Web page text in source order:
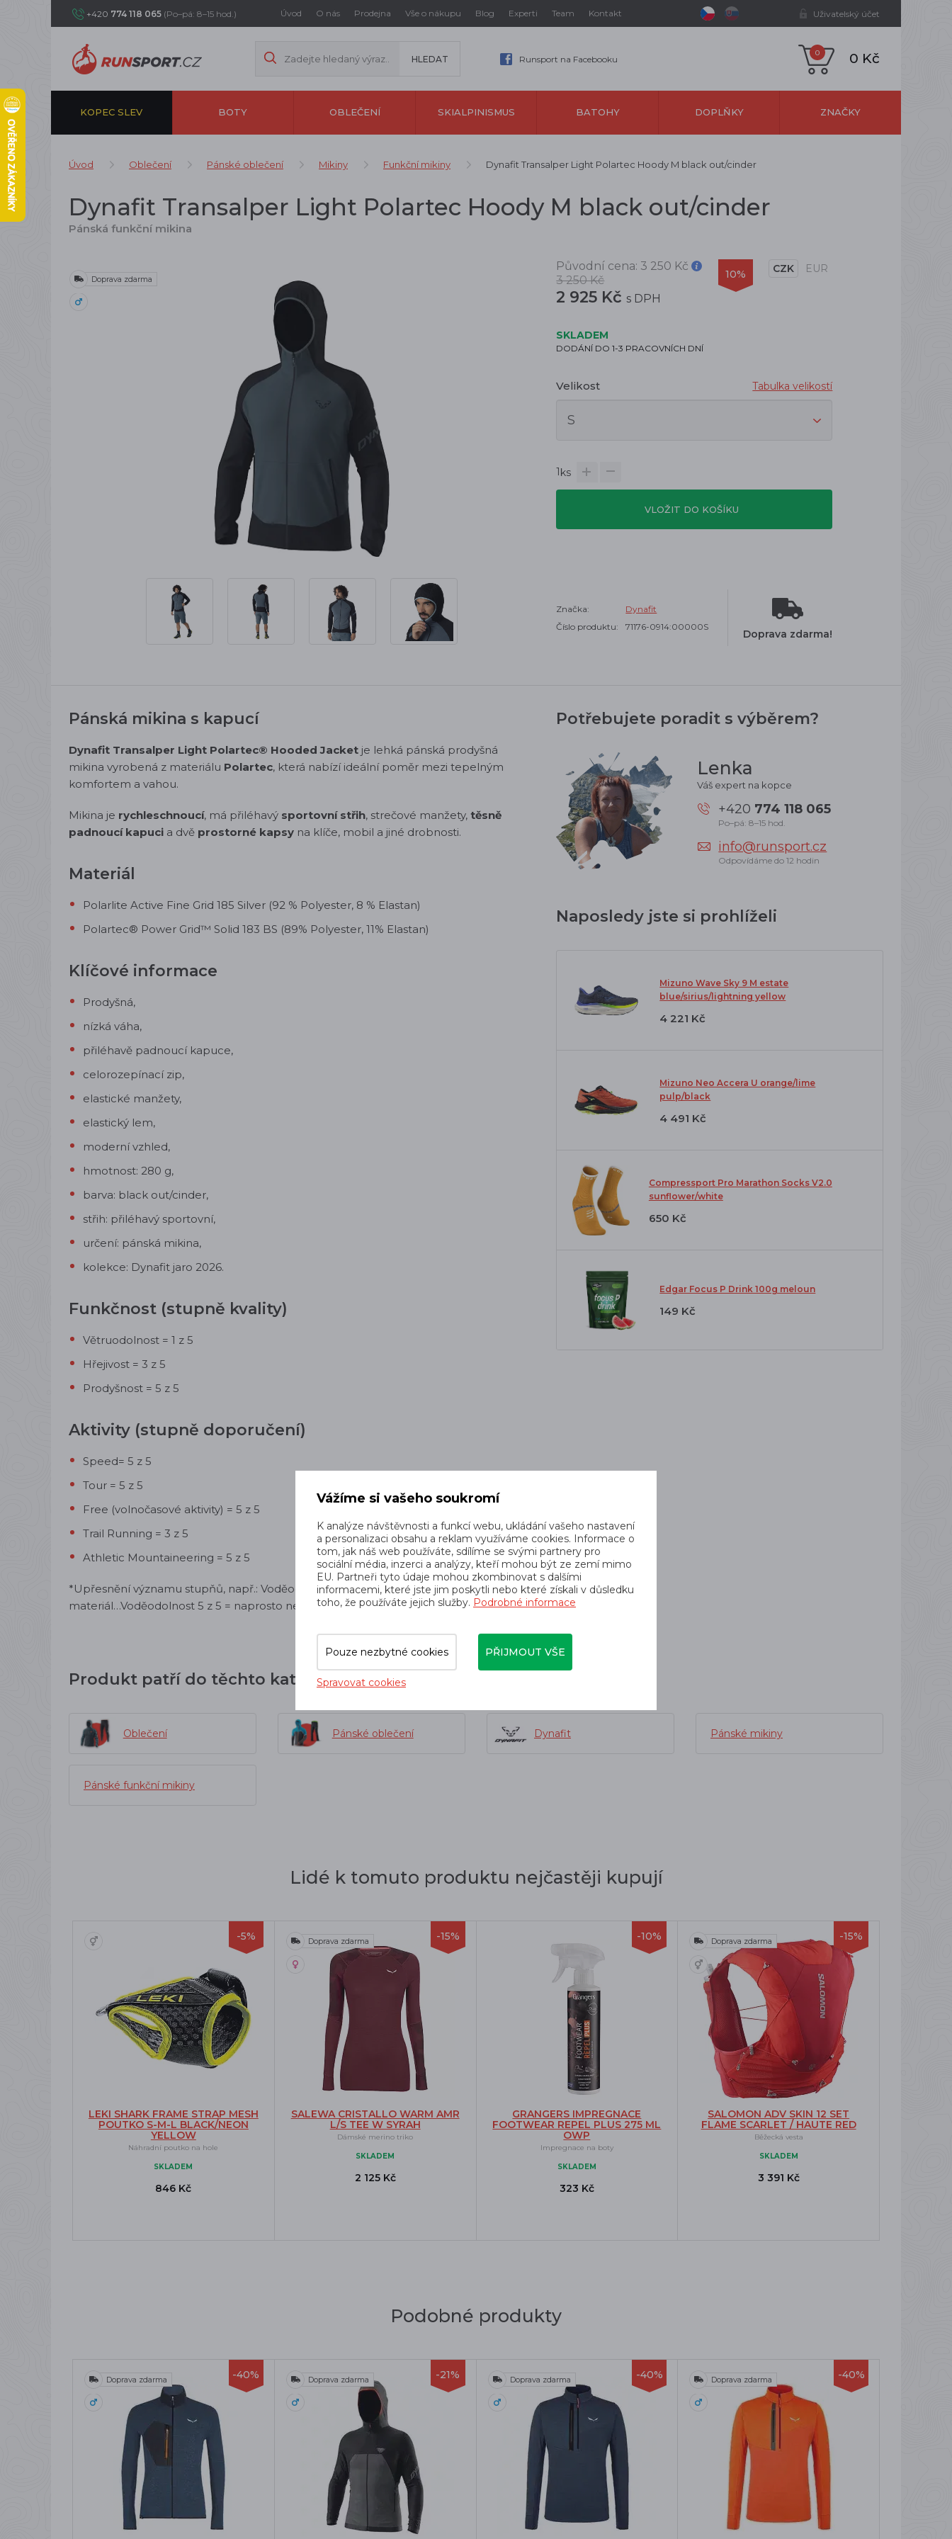
+420 774 118 065 (Po–pá: 8–15 hod.) Úvod O nás Prodejna Vše o nákupu Blog Experti Team Kontakt Uživatelský účet
Runsport na Facebooku
0 0 Kč
KOPEC SLEV BOTY OBLEČENÍ SKIALPINISMUS BATOHY DOPLŇKY ZNAČKY
Úvod Oblečení Pánské oblečení Mikiny Funkční mikiny Dynafit Transalper Light Polartec Hoody M black out/cinder
Dynafit Transalper Light Polartec Hoody M black out/cinder
Pánská funkční mikina
Doprava zdarma
Původní cena: 3 250 Kč
3 250 Kč
2 925 Kč s DPH
10% CZK EUR
SKLADEM
DODÁNÍ DO 1-3 PRACOVNÍCH DNÍ
Velikost Tabulka velikostí
1ks
VLOŽIT DO KOŠÍKU
Značka:
Dynafit
Číslo produktu:
71176-0914:00000S
Doprava zdarma!
Pánská mikina s kapucí
Dynafit Transalper Light Polartec® Hooded Jacket je lehká pánská prodyšná
mikina vyrobená z materiálu Polartec, která nabízí ideální poměr mezi tepelným
komfortem a vahou.
Mikina je rychleschnoucí, má přiléhavý sportovní střih, strečové manžety, těsně
padnoucí kapuci a dvě prostorné kapsy na klíče, mobil a jiné drobnosti.
Materiál
Polarlite Active Fine Grid 185 Silver (92 % Polyester, 8 % Elastan)
Polartec® Power Grid™ Solid 183 BS (89% Polyester, 11% Elastan)
Klíčové informace
Prodyšná,
nízká váha,
přiléhavě padnoucí kapuce,
celorozepínací zip,
elastické manžety,
elastický lem,
moderní vzhled,
hmotnost: 280 g,
barva: black out/cinder,
střih: přiléhavý sportovní,
určení: pánská mikina,
kolekce: Dynafit jaro 2026.
Funkčnost (stupně kvality)
Větruodolnost = 1 z 5
Hřejivost = 3 z 5
Prodyšnost = 5 z 5
Aktivity (stupně doporučení)
Speed= 5 z 5
Tour = 5 z 5
Free (volnočasové aktivity) = 5 z 5
Trail Running = 3 z 5
Athletic Mountaineering = 5 z 5
*Upřesnění významu stupňů, např.: Voděodolnost 1 z 5 = lehce nepromokavý
materiál…Voděodolnost 5 z 5 = naprosto nepromokavý materiál
Potřebujete poradit s výběrem?
Lenka
Váš expert na kopce
+420 774 118 065
Po–pá: 8–15 hod.
info@runsport.cz
Odpovídáme do 12 hodin
Naposledy jste si prohlíželi
Mizuno Wave Sky 9 M estate
blue/sirius/lightning yellow
4 221 Kč
Mizuno Neo Accera U orange/lime
pulp/black
4 491 Kč
Compressport Pro Marathon Socks V2.0
sunflower/white
650 Kč
Edgar Focus P Drink 100g meloun
149 Kč
Produkt patří do těchto kategorií
Oblečení Pánské oblečení Dynafit Pánské mikiny
Pánské funkční mikiny
Lidé k tomuto produktu nejčastěji kupují
-5%
LEKI SHARK FRAME STRAP MESH
POUTKO S-M-L BLACK/NEON
YELLOW
Náhradní poutko na hole
SKLADEM
846 Kč
-15%
Doprava zdarma
SALEWA CRISTALLO WARM AMR
L/S TEE W SYRAH
Dámské merino triko
SKLADEM
2 125 Kč
-10%
GRANGERS IMPREGNACE
FOOTWEAR REPEL PLUS 275 ML
OWP
Impregnace na boty
SKLADEM
323 Kč
-15%
Doprava zdarma
SALOMON ADV SKIN 12 SET
FLAME SCARLET / HAUTE RED
Běžecká vesta
SKLADEM
3 391 Kč
Podobné produkty
-40%
Doprava zdarma -21%
Doprava zdarma -40%
Doprava zdarma -40%
Doprava zdarma
Vážíme si vašeho soukromí
K analýze návštěvnosti a funkcí webu, ukládání vašeho nastavení
a personalizaci obsahu a reklam využíváme cookies. Informace o
tom, jak náš web používáte, sdílíme se svými partnery pro
sociální média, inzerci a analýzy, kteří mohou být ze zemí mimo
EU. Partneři tyto údaje mohou zkombinovat s dalšími
informacemi, které jste jim poskytli nebo které získali v důsledku
toho, že používáte jejich služby. Podrobné informace
Pouze nezbytné cookies PŘIJMOUT VŠE
Spravovat cookies